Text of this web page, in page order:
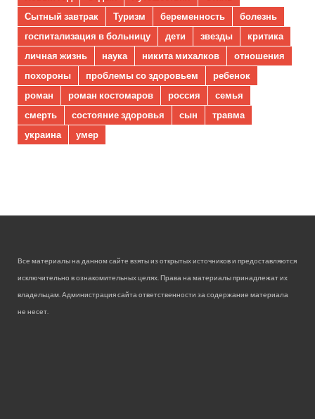
Сытный завтрак
Туризм беременность
болезнь
госпитализация в больницу
дети звезды
критика
личная жизнь
наука никита михалков
отношения
похороны
проблемы со здоровьем
ребенок
роман
роман костомаров россия
семья
смерть
состояние здоровья сын
травма
украина
умер
Все материалы на данном сайте взяты из открытых источников и предоставляются
исключительно в ознакомительных целях. Права на материалы принадлежат их
владельцам. Администрация сайта ответственности за содержание материала
не несет.